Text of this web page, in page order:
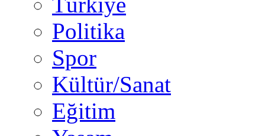
Politika
Spor
Kültür/Sanat
Eğitim